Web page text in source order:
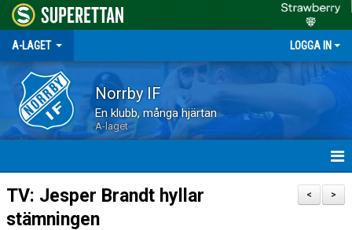
A-LAGET LOGGA IN
Norrby IF
En klubb, många hjärtan
A-laget
HEM
NYHETER
>
<
TV: Jesper Brandt hyllar
stämningen